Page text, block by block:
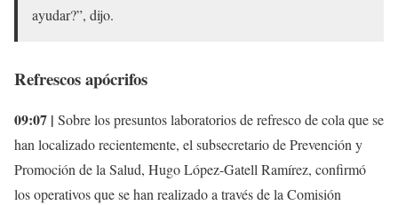
ayudar?”, dijo.
Refrescos apócrifos
09:07 | Sobre los presuntos laboratorios de refresco de cola que se
han localizado recientemente, el subsecretario de Prevención y
Promoción de la Salud, Hugo López-Gatell Ramírez, confirmó
los operativos que se han realizado a través de la Comisión